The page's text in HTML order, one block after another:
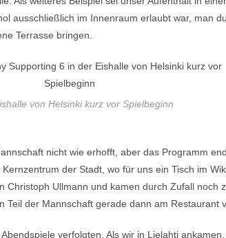
ausschließlich im Innenraum erlaubt war, man
Terrasse bringen.
von Helsinki kurz vor Spielbeginn
nicht wie erhofft, aber das Programm
der Stadt, wo für uns ein Tisch im
Christoph Ullmann und kamen durch Zufall noch
der Mannschaft gerade dann am Restaurant
verfolgten. Als wir in Lielahti